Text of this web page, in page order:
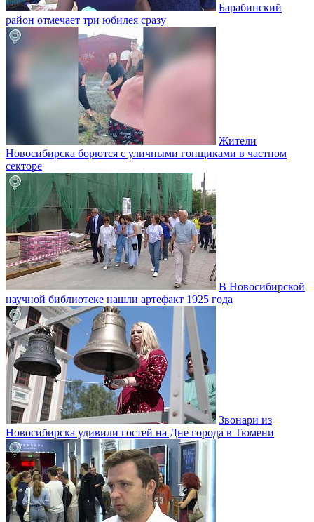
Барабинский
район отмечает три юбилея сразу
Жители
Новосибирска борются с уличными гонщиками в частном
секторе
В Новосибирской
научной библиотеке нашли артефакт 1925 года
Звонари из
Новосибирска удивили гостей на Дне города в Тюмени